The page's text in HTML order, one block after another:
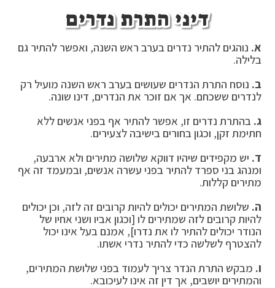
דיני התרת נדרים
א. נוהגים להתיר נדרים בערב ראש השנה, ואפשר להתיר גם
בלילה.
ב. נוסח התרת הנדרים שעושים בערב ראש השנה מועיל רק
לנדרים ששכחם. אך אם זוכר את הנדרים, דינו שונה.
ג. בהתרת נדרים זו, אפשר להתיר אף בפני אנשים ללא
חתימת זקן, וכגון בחורים בישיבה לצעירים.
ד. יש מקפידים שיהיו דווקא שלושה מתירים ולא ארבעה,
ומנהג בני ספרד להתיר בפני עשרה אנשים, ובמעמד זה אף
מתירים קללות.
ה. שלושת המתירים יכולים להיות קרובים זה לזה, וכן יכולים
להיות קרובים לזה שמתירים לו [וכגון אביו ושני אחיו של
הנודר יכולים להתיר לו את נדרו], אמנם בעל אינו יכול
להצטרף לשלשה כדי להתיר נדרי אשתו.
ו. מבקש התרת הנדר צריך לעמוד בפני שלושת המתירים,
והמתירים יושבים, אך דין זה אינו לעיכובא.